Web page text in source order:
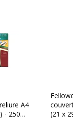
A4
- 250
(21 x